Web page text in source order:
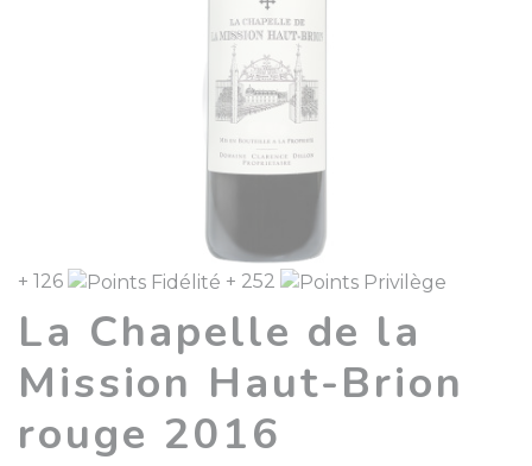
+ 126 + 252
La Chapelle de la
Mission Haut-Brion
rouge 2016